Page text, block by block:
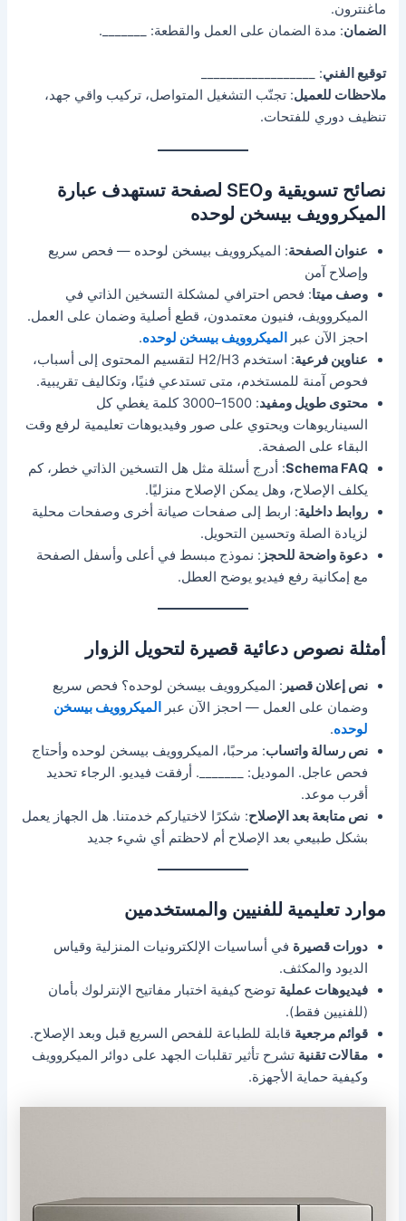
ماغنترون.
الضمان: مدة الضمان على العمل والقطعة: _______.
توقيع الفني: __________________
ملاحظات للعميل: تجنّب التشغيل المتواصل، تركيب واقي جهد،
تنظيف دوري للفتحات.
نصائح تسويقية وSEO لصفحة تستهدف عبارة
الميكروويف بيسخن لوحده
عنوان الصفحة: الميكروويف بيسخن لوحده — فحص سريع
وإصلاح آمن
وصف ميتا: فحص احترافي لمشكلة التسخين الذاتي في
الميكروويف، فنيون معتمدون، قطع أصلية وضمان على العمل.
احجز الآن عبر
الميكروويف بيسخن لوحده.
عناوين فرعية
: استخدم H2/H3 لتقسيم المحتوى إلى أسباب،
فحوص آمنة للمستخدم، متى تستدعي فنيًا، وتكاليف تقريبية.
محتوى طويل ومفيد
: 1500–3000 كلمة يغطي كل
السيناريوهات ويحتوي على صور وفيديوهات تعليمية لرفع وقت
البقاء على الصفحة.
Schema FAQ: أدرج أسئلة مثل هل التسخين الذاتي خطر، كم
يكلف الإصلاح، وهل يمكن الإصلاح منزليًا.
روابط داخلية: اربط إلى صفحات صيانة أخرى وصفحات محلية
لزيادة الصلة وتحسين التحويل.
دعوة واضحة للحجز : نموذج مبسط في أعلى وأسفل الصفحة
مع إمكانية رفع فيديو يوضح العطل.
أمثلة نصوص دعائية قصيرة لتحويل الزوار
نص إعلان قصير : الميكروويف بيسخن لوحده؟ فحص سريع
وضمان على العمل — احجز الآن عبر
الميكروويف بيسخن
لوحده.
نص رسالة واتساب: مرحبًا، الميكروويف بيسخن لوحده وأحتاج
فحص عاجل. الموديل: _______. أرفقت فيديو. الرجاء تحديد
أقرب موعد.
نص متابعة بعد الإصلاح: شكرًا لاختياركم خدمتنا. هل الجهاز يعمل
بشكل طبيعي بعد الإصلاح أم لاحظتم أي شيء جديد
موارد تعليمية للفنيين والمستخدمين
دورات قصيرة في أساسيات الإلكترونيات المنزلية وقياس
الديود والمكثف.
فيديوهات عملية توضح كيفية اختبار مفاتيح الإنترلوك بأمان
(للفنيين فقط).
قوائم مرجعية قابلة للطباعة للفحص السريع قبل وبعد الإصلاح.
مقالات تقنية تشرح تأثير تقلبات الجهد على دوائر الميكروويف
وكيفية حماية الأجهزة.